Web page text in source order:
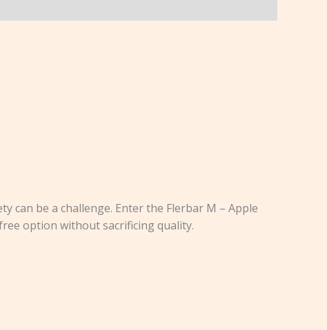
can be a challenge. Enter the Flerbar M – Apple
option without sacrificing quality.